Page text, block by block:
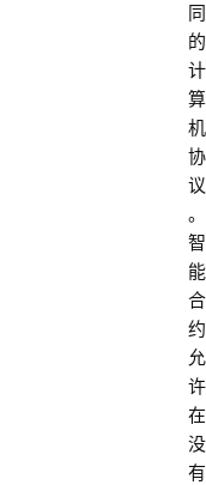
同
的
计
算
机
协
议
。
智
能
合
约
允
许
在
没
有